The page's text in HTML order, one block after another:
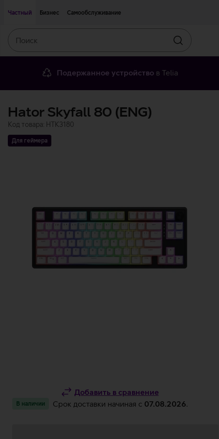
Частный
Бизнес Самообслуживание
Искать
Подержанное устройство в Telia
Hator Skyfall 80 (ENG)
Код товара: HTK3180
Для геймера
Добавить в сравнение
В наличии Срок доставки начиная c 07.08.2026